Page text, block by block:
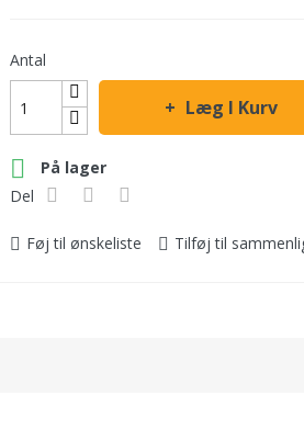
Antal
Læg I Kurv

På lager
Del
Føj til ønskeliste Tilføj til